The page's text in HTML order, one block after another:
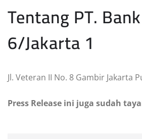
Tentang PT.
6/Jakarta 1
Jl. Veteran II No. 8 Gambir Jakarta
Press Release ini juga sudah